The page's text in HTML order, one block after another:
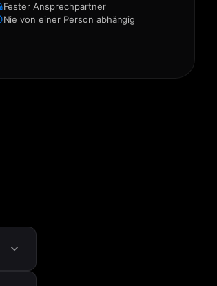
Fester Ansprechpartner
Nie von einer Person abhängig